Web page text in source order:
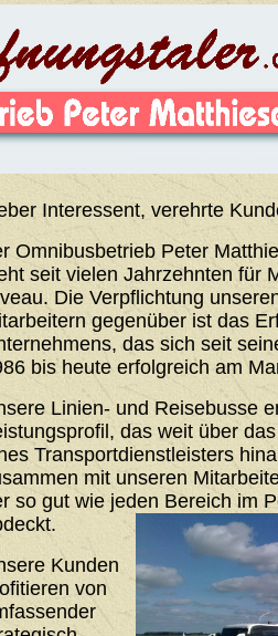
Interessent, verehrte
Omnibusbetrieb Peter
seit vielen Jahrzehnten für
Die Verpflichtung
gegenüber ist das
das sich seit
bis heute erfolgreich am
Linien- und Reisebusse
das weit über
Transportdienstleisters
mit unseren
so gut wie jeden Bereich im
Kunden
von